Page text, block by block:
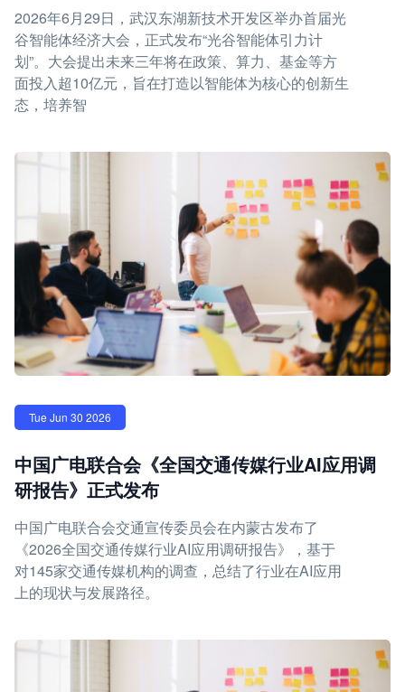
2026年6月29日，武汉东湖新技术开发区举办首届光
谷智能体经济大会，正式发布“光谷智能体引力计
划”。大会提出未来三年将在政策、算力、基金等方
面投入超10亿元，旨在打造以智能体为核心的创新生
态，培养智
Tue Jun 30 2026
中国广电联合会《全国交通传媒行业AI应用调
研报告》正式发布
中国广电联合会交通宣传委员会在内蒙古发布了
《2026全国交通传媒行业AI应用调研报告》，基于
对145家交通传媒机构的调查，总结了行业在AI应用
上的现状与发展路径。